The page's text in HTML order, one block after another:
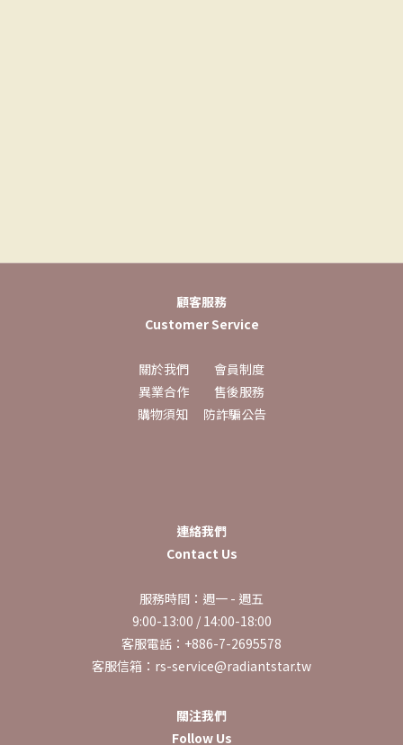
顧客服務
Customer Service
關於我們
會員制度
異業合作
售後服務
購物須知
防詐騙公告
連絡我們
Contact Us
服務時間：週一 - 週五
9:00-13:00 / 14:00-18:00
客服電話：+886-7-2695578
客服信箱：rs-service@radiantstar.tw
關注我們
Follow Us